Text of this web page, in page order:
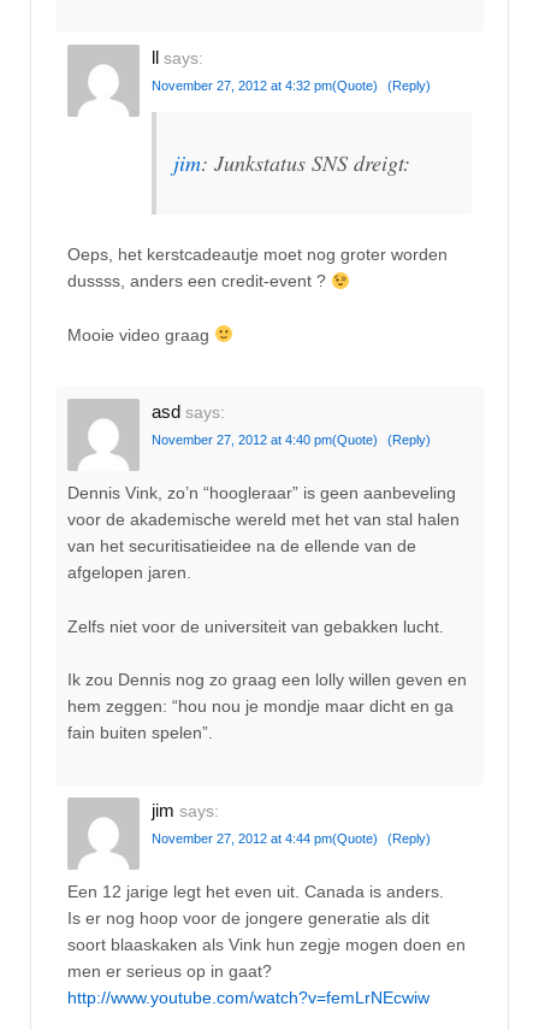
ll says:
November 27, 2012 at 4:32 pm(Quote) (Reply)
jim: Junkstatus SNS dreigt:
Oeps, het kerstcadeautje moet nog groter worden
dussss, anders een credit-event ?
Mooie video graag
asd says:
November 27, 2012 at 4:40 pm(Quote) (Reply)
Dennis Vink, zo’n “hoogleraar” is geen aanbeveling
voor de akademische wereld met het van stal halen
van het securitisatieidee na de ellende van de
afgelopen jaren.
Zelfs niet voor de universiteit van gebakken lucht.
Ik zou Dennis nog zo graag een lolly willen geven en
hem zeggen: “hou nou je mondje maar dicht en ga
fain buiten spelen”.
jim says:
November 27, 2012 at 4:44 pm(Quote) (Reply)
Een 12 jarige legt het even uit. Canada is anders.
Is er nog hoop voor de jongere generatie als dit
soort blaaskaken als Vink hun zegje mogen doen en
men er serieus op in gaat?
http://www.youtube.com/watch?v=femLrNEcwiw